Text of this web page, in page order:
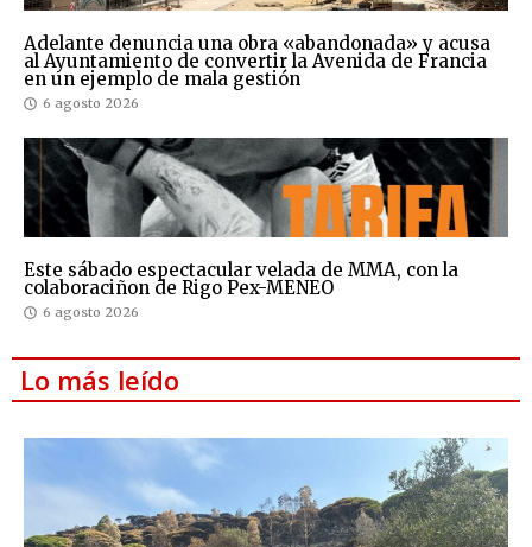
Adelante denuncia una obra «abandonada» y acusa
al Ayuntamiento de convertir la Avenida de Francia
en un ejemplo de mala gestión
6 agosto 2026
Este sábado espectacular velada de MMA, con la
colaboraciñon de Rigo Pex-MENEO
6 agosto 2026
Lo más leído